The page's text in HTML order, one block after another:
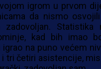
igrom u prvom
da nismo
Statistika
kad bih imao
na puno većem
i tri četiri asistencije,